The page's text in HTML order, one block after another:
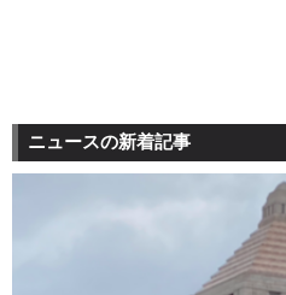
ニュースの新着記事